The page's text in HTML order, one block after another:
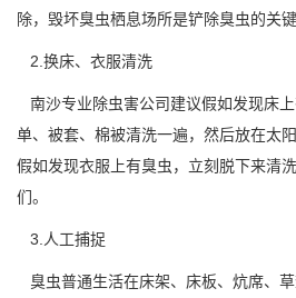
除，毁坏臭虫栖息场所是铲除臭虫的关键
2.换床、衣服清洗
南沙专业除虫害公司建议假如发现床
单、被套、棉被清洗一遍，然后放在太
假如发现衣服上有臭虫，立刻脱下来清
们。
3.人工捕捉
臭虫普通生活在床架、床板、炕席、